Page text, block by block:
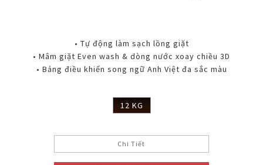
• Tự động làm sạch lồng giặt
• Mâm giặt Even wash & dòng nước xoay chiều 3D
• Bảng điều khiển song ngữ Anh Việt đa sắc màu
12 KG
Chi Tiết